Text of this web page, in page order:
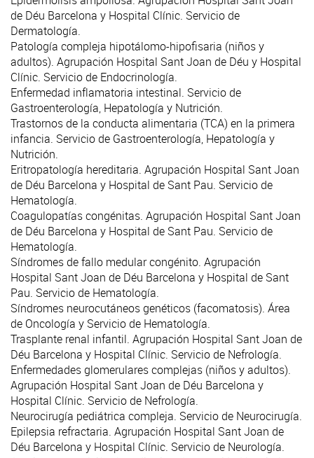
de Déu Barcelona y Hospital Clínic. Servicio de
Dermatología.
Patología compleja hipotálomo-hipofisaria (niños y
adultos). Agrupación Hospital Sant Joan de Déu y Hospital
Clínic. Servicio de Endocrinología.
Enfermedad inflamatoria intestinal. Servicio de
Gastroenterología, Hepatología y Nutrición.
Trastornos de la conducta alimentaria (TCA) en la primera
infancia. Servicio de Gastroenterología, Hepatología y
Nutrición.
Eritropatología hereditaria. Agrupación Hospital Sant Joan
de Déu Barcelona y Hospital de Sant Pau. Servicio de
Hematología.
Coagulopatías congénitas. Agrupación Hospital Sant Joan
de Déu Barcelona y Hospital de Sant Pau. Servicio de
Hematología.
Síndromes de fallo medular congénito. Agrupación
Hospital Sant Joan de Déu Barcelona y Hospital de Sant
Pau. Servicio de Hematología.
Síndromes neurocutáneos genéticos (facomatosis). Área
de Oncología y Servicio de Hematología.
Trasplante renal infantil. Agrupación Hospital Sant Joan de
Déu Barcelona y Hospital Clínic. Servicio de Nefrología.
Enfermedades glomerulares complejas (niños y adultos).
Agrupación Hospital Sant Joan de Déu Barcelona y
Hospital Clínic. Servicio de Nefrología.
Neurocirugía pediátrica compleja. Servicio de Neurocirugía.
Epilepsia refractaria. Agrupación Hospital Sant Joan de
Déu Barcelona y Hospital Clínic. Servicio de Neurología.